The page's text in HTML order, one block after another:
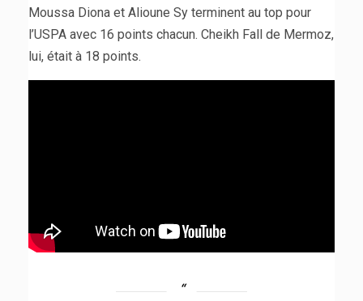
Moussa Diona et Alioune Sy terminent au top pour
l’USPA avec 16 points chacun. Cheikh Fall de Mermoz,
lui, était à 18 points.